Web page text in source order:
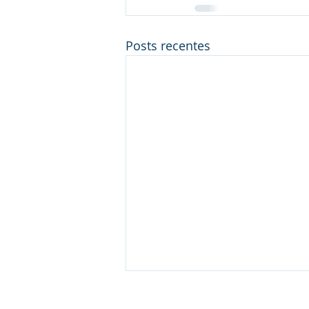
Posts recentes